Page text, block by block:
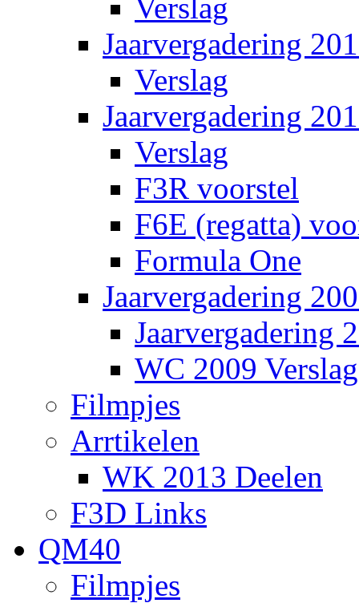
Verslag
Jaarvergadering
Verslag
Jaarvergadering
Verslag
F3R voorstel
F6E (regatta)
Formula One
Jaarvergadering
Jaarvergadering
WC 2009 Verslag
Filmpjes
Arrtikelen
WK 2013 Deelen
F3D Links
QM40
Filmpjes